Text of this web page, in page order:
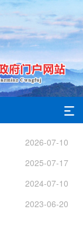
2026-07-10
2025-07-17
2024-07-10
2023-06-20